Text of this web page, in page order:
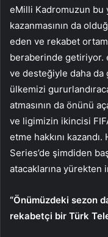
eMilli Kadromuzun bu
kazanmasının da
eden ve rekabet
beraberinde getiriyor.
ve desteğiyle daha da
ülkemizi
atmasının da önünü
ve ligimizin ikincisi
etme hakkını kazandı.
Series’de şimdiden
atacaklarına yürekten
“Önümüzdeki sezon
rekabetçi bir Türk